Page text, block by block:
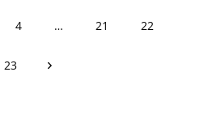
4 … 21 22
23